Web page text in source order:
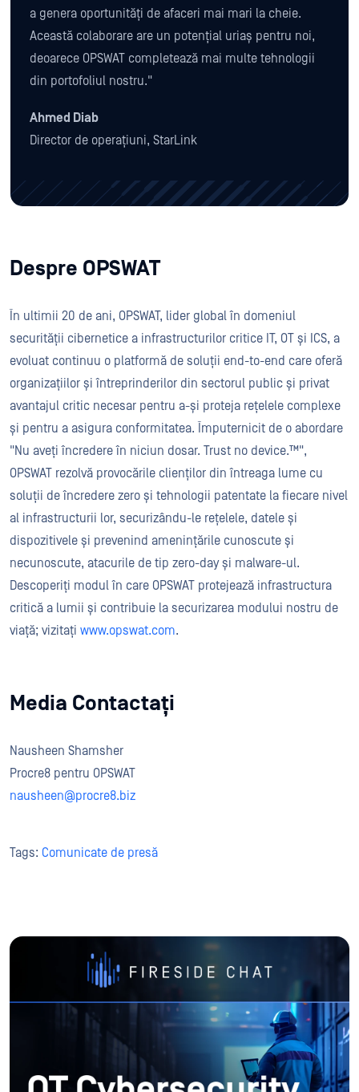
a genera oportunități de afaceri mai mari la cheie.
Această colaborare are un potențial uriaș pentru noi,
deoarece OPSWAT completează mai multe tehnologii
din portofoliul nostru."
Ahmed Diab
Director de operațiuni, StarLink
Despre OPSWAT
În ultimii 20 de ani, OPSWAT, lider global în domeniul
securității cibernetice a infrastructurilor critice IT, OT și ICS, a
evoluat continuu o platformă de soluții end-to-end care oferă
organizațiilor și întreprinderilor din sectorul public și privat
avantajul critic necesar pentru a-și proteja rețelele complexe
și pentru a asigura conformitatea. Împuternicit de o abordare
"Nu aveți încredere în niciun dosar. Trust no device.™",
OPSWAT rezolvă provocările clienților din întreaga lume cu
soluții de încredere zero și tehnologii patentate la fiecare nivel
al infrastructurii lor, securizându-le rețelele, datele și
dispozitivele și prevenind amenințările cunoscute și
necunoscute, atacurile de tip zero-day și malware-ul.
Descoperiți modul în care OPSWAT protejează infrastructura
critică a lumii și contribuie la securizarea modului nostru de
viață; vizitați www.opswat.com.
Media Contactați
Nausheen Shamsher
Procre8 pentru OPSWAT
nausheen@procre8.biz
Tags: Comunicate de presă